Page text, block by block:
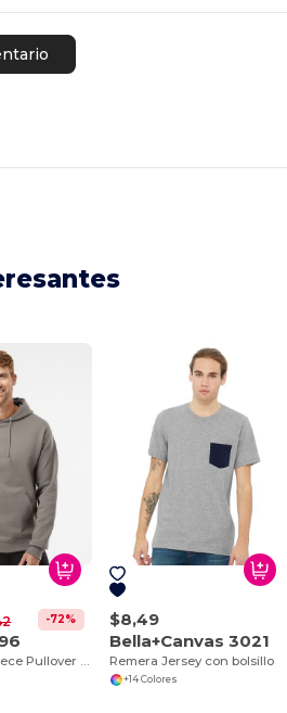
-72%
Nublend® Fleece Pullover Hood
$8,49
Bella+Canvas 3021
Remera Jersey con bolsillo
+14 Colores